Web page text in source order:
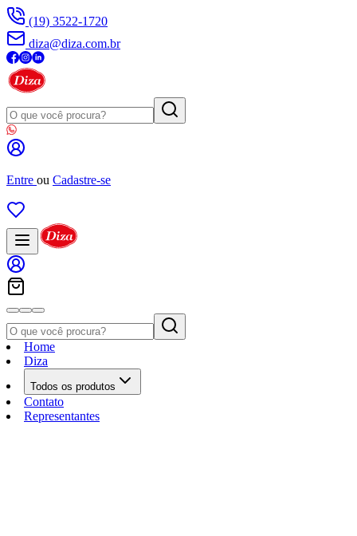
(19) 3522-1720
diza@diza.com.br
Entre ou Cadastre-se
Home
Diza
Todos os produtos
Contato
Representantes